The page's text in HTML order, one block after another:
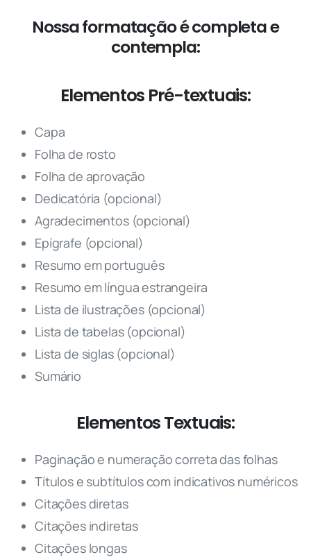
Nossa formatação é completa e
contempla:
Elementos Pré-textuais:
Capa
Folha de rosto
Folha de aprovação
Dedicatória (opcional)
Agradecimentos (opcional)
Epígrafe (opcional)
Resumo em português
Resumo em língua estrangeira
Lista de ilustrações (opcional)
Lista de tabelas (opcional)
Lista de siglas (opcional)
Sumário
Elementos Textuais:
Paginação e numeração correta das folhas
Títulos e subtítulos com indicativos numéricos
Citações diretas
Citações indiretas
Citações longas